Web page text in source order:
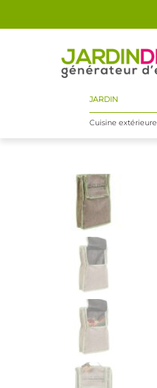
JARDIN
Cuisine extérieure